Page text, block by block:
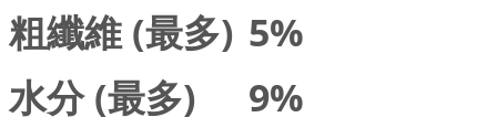
粗纖維 (最多) 5%
水分 (最多)
9%